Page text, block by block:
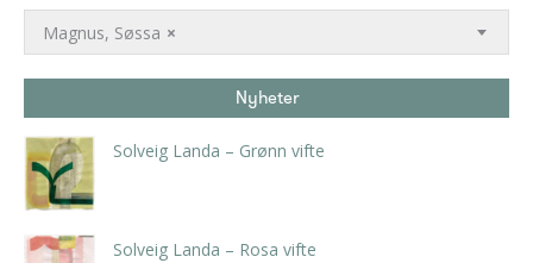
×
Magnus, Søssa
Nyheter
Solveig Landa – Grønn vifte
Solveig Landa – Rosa vifte